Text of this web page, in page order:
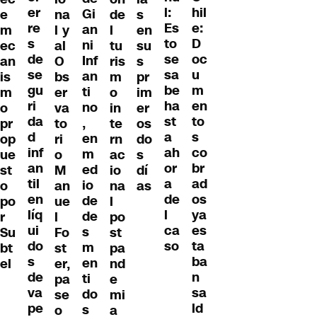
e
m
ec
an
is
m
o
pr
op
ue
st
o
po
r
Su
bt
el
er
re
s
de
se
gu
ri
da
d
inf
an
til
en
líq
ui
do
s
de
va
pe
na
l y
al
O
bs
er
va
to
ri
o
M
an
ue
l
Fo
st
er,
pa
se
o
Gi
an
ni
Inf
an
ti
no
,
en
m
ed
io
de
de
s
m
en
ti
do
s
de
l
tu
ris
m
o
in
te
rn
ac
io
na
l
po
st
pa
nd
e
mi
a
s
en
su
s
pr
im
er
os
do
s
dí
as
l:
Es
to
se
sa
be
ha
st
a
ah
or
a
de
l
ca
so
hil
e:
D
oc
u
m
en
to
s
co
br
ad
os
ya
es
ta
ba
n
sa
ld